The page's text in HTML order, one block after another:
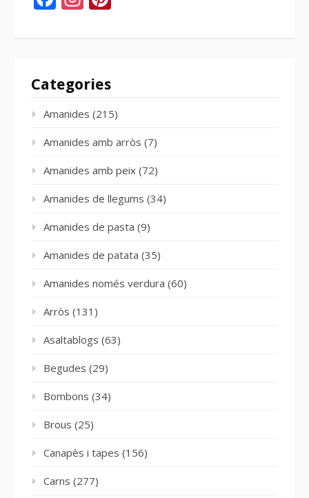
Categories
Amanides (215)
Amanides amb arròs (7)
Amanides amb peix (72)
Amanides de llegums (34)
Amanides de pasta (9)
Amanides de patata (35)
Amanides només verdura (60)
Arròs (131)
Asaltablogs (63)
Begudes (29)
Bombons (34)
Brous (25)
Canapès i tapes (156)
Carns (277)